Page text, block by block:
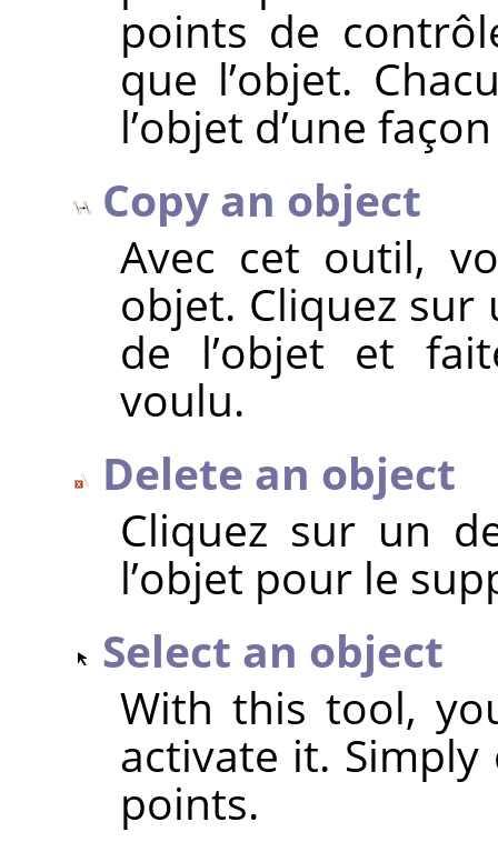
points de
que l’objet.
l’objet d’une
Copy an object
Avec cet outil,
objet. Cliquez
de l’objet et
voulu.
Delete an object
Cliquez sur un
l’objet pour le
Select an object
With this tool,
activate it.
points.